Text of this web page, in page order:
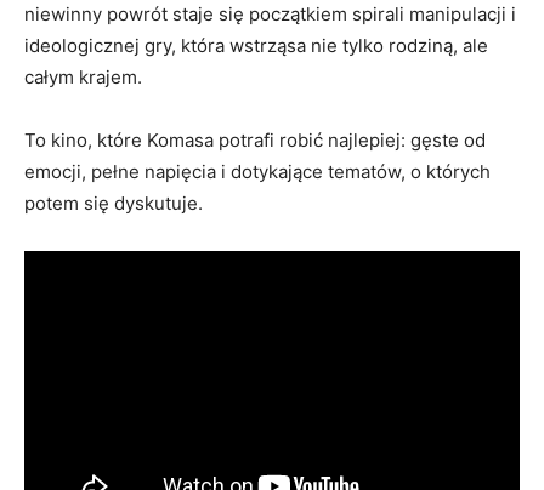
niewinny powrót staje się początkiem spirali manipulacji i
ideologicznej gry, która wstrząsa nie tylko rodziną, ale
całym krajem.
To kino, które Komasa potrafi robić najlepiej: gęste od
emocji, pełne napięcia i dotykające tematów, o których
potem się dyskutuje.